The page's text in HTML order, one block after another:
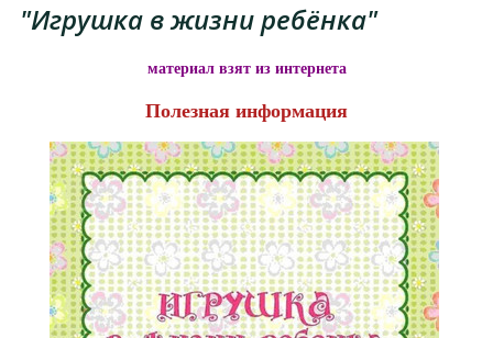
"Игрушка в жизни ребёнка"
материал взят из интернета
Полезная информация